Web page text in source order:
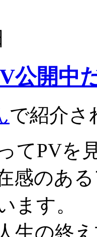
公開中
で紹介さ
てPVを
感のあ
ます。
生の終